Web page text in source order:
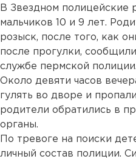
В Звездном полицейские
мальчиков 10 и 9 лет.
розыск, после того, как
после прогулки,
службе пермской полиции.
Около девяти часов
гулять во дворе и
родители обратились в
органы.
По тревоге на поиски
личный состав полиции.